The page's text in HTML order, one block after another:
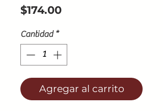
$174.00Precio
Cantidad *
Agregar al carrito